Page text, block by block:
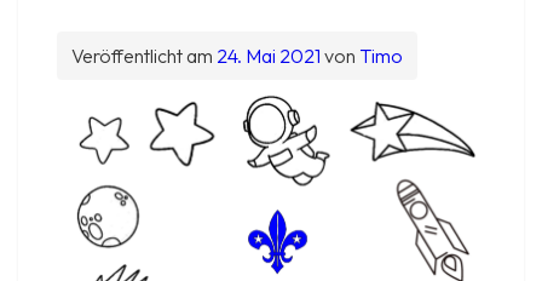
Veröffentlicht am 24. Mai 2021 von Timo